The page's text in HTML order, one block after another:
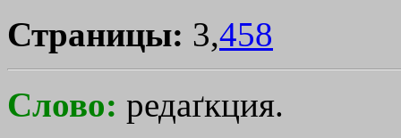
Страницы: 3,458
Слово: редаґкция.